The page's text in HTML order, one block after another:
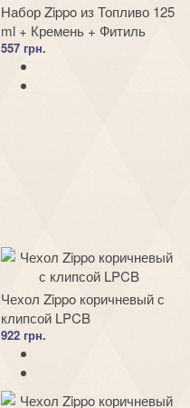
Набор Zippo из Топливо 125
ml + Кремень + Фитиль
557 грн.
Чехол Zippo коричневый с
клипсой LPCB
922 грн.